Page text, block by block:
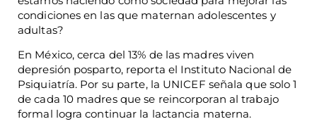
condiciones en las que maternan adolescentes y
adultas?
En México, cerca del 13% de las madres viven
depresión posparto, reporta el Instituto Nacional de
Psiquiatría. Por su parte, la UNICEF señala que solo 1
de cada 10 madres que se reincorporan al trabajo
formal logra continuar la lactancia materna.